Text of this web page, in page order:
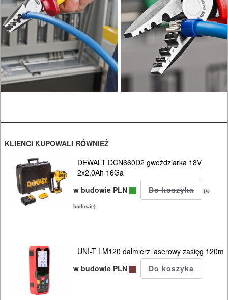
PROSTOWNIKI
I
OSPRZĘT
AGREGATY
PRĄDOWE
I
BHP
SPRZĘT
AGD
PILARKI-
KOSIARKI-
KOSY
KLIENCI KUPOWALI RÓWNIEŻ
DEWALT DCN660D2 gwoździarka 18V
2x2,0Ah 16Ga
w budowie PLN
(w
budowie)
UNI-T LM120 dalmierz laserowy zasięg 120m
w budowie PLN